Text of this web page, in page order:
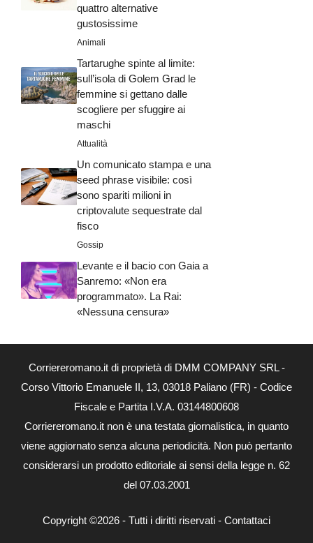
quattro alternative
gustosissime
Animali
Tartarughe spinte al limite:
sull’isola di Golem Grad le
femmine si gettano dalle
scogliere per sfuggire ai
maschi
Attualità
Un comunicato stampa e una
seed phrase visibile: così
sono spariti milioni in
criptovalute sequestrate dal
fisco
Gossip
Levante e il bacio con Gaia a
Sanremo: «Non era
programmato». La Rai:
«Nessuna censura»
Corriereromano.it di proprietà di DMM COMPANY SRL -
Corso Vittorio Emanuele II, 13, 03018 Paliano (FR) - Codice
Fiscale e Partita I.V.A. 03144800608
Corriereromano.it non è una testata giornalistica, in quanto
viene aggiornato senza alcuna periodicità. Non può pertanto
considerarsi un prodotto editoriale ai sensi della legge n. 62
del 07.03.2001
Copyright ©2026 - Tutti i diritti riservati - Contattaci